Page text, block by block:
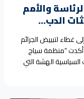
والأمم
الدب...
غطاء لتبييض الجرائم
عدن – سياج – 14 يونيو 2026م- أكدت “منظمة سياج
الهشة التي